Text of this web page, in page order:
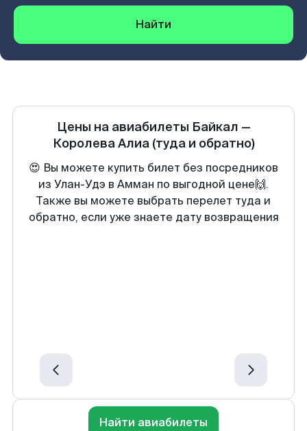
Найти
Цены на авиабилеты Байкал —
Королева Алиа (туда и обратно)
😍 Вы можете купить билет без посредников
из Улан-Удэ в Амман по выгодной цене🙌.
Также вы можете выбрать перелет туда и
обратно, если уже знаете дату возвращения
Найти авиабилеты